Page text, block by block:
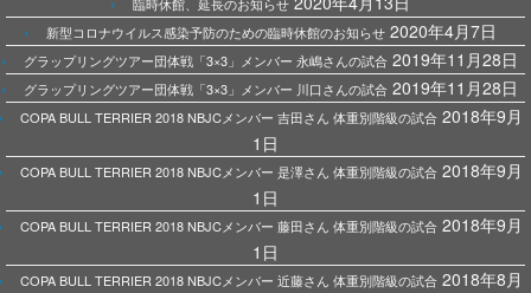
臨時休館、延長のお知らせ
新型コロナウイルス感染予防のための臨時休館のお知らせ 2020年4月7日
グラップリングツアー団体戦「3×3」メンバー 永嶋さんの試合 2019年11月28日
グラップリングツアー団体戦「3×3」メンバー 川口さんの試合 2019年11月28日
COPA BULL TERRIER 2018 NBJCメンバー 吉田さん 体重別階級の試合 2018年9月
1日
COPA BULL TERRIER 2018 NBJCメンバー 是澤さん 体重別階級の試合 2018年9月
1日
COPA BULL TERRIER 2018 NBJCメンバー 藤田さん 体重別階級の試合 2018年9月
1日
COPA BULL TERRIER 2018 NBJCメンバー 近藤さん 体重別階級の試合 2018年8月